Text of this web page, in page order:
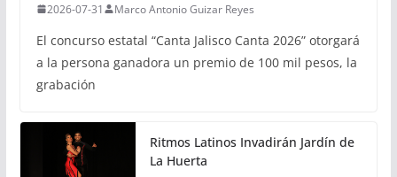
2026-07-31 Marco Antonio Guizar Reyes
El concurso estatal “Canta Jalisco Canta 2026” otorgará
a la persona ganadora un premio de 100 mil pesos, la
grabación
Ritmos Latinos Invadirán Jardín de
La Huerta